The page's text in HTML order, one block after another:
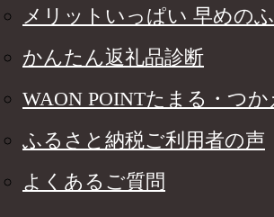
メリットいっぱい 早めの
かんたん返礼品診断
WAON POINTたまる・つか
ふるさと納税ご利用者の声
よくあるご質問